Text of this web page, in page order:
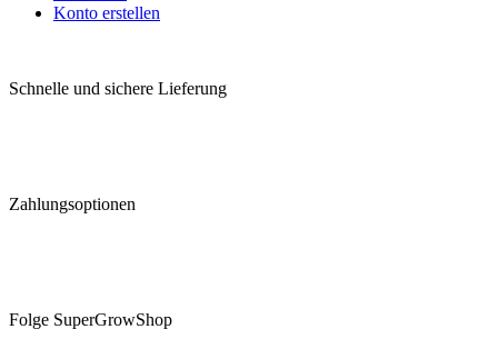
Konto erstellen
Schnelle und sichere Lieferung
Zahlungsoptionen
Folge SuperGrowShop